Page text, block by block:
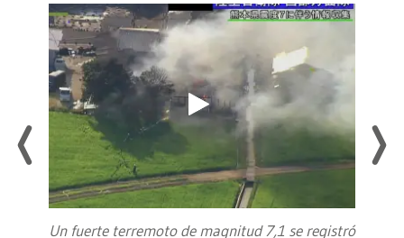
Un fuerte terremoto de magnitud 7,1 se registró